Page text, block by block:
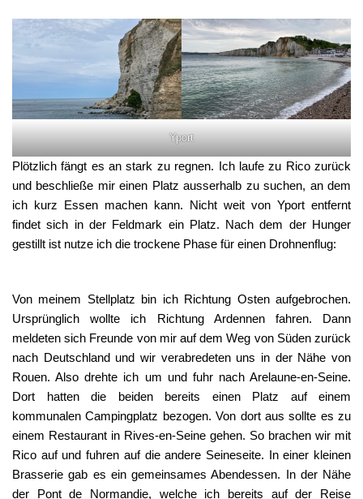
Yport
Plötzlich fängt es an stark zu regnen. Ich laufe zu Rico zurück
und beschließe mir einen Platz ausserhalb zu suchen, an dem
ich kurz Essen machen kann. Nicht weit von Yport entfernt
findet sich in der Feldmark ein Platz. Nach dem der Hunger
gestillt ist nutze ich die trockene Phase für einen Drohnenflug:
Von meinem Stellplatz bin ich Richtung Osten aufgebrochen.
Ursprünglich wollte ich Richtung Ardennen fahren. Dann
meldeten sich Freunde von mir auf dem Weg von Süden zurück
nach Deutschland und wir verabredeten uns in der Nähe von
Rouen. Also drehte ich um und fuhr nach Arelaune-en-Seine.
Dort hatten die beiden bereits einen Platz auf einem
kommunalen Campingplatz bezogen. Von dort aus sollte es zu
einem Restaurant in Rives-en-Seine gehen. So brachen wir mit
Rico auf und fuhren auf die andere Seineseite. In einer kleinen
Brasserie gab es ein gemeinsames Abendessen. In der Nähe
der Pont de Normandie, welche ich bereits auf der Reise